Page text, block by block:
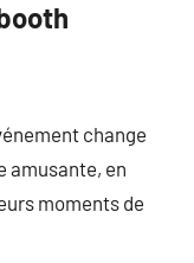
change
amusante, en
moments de